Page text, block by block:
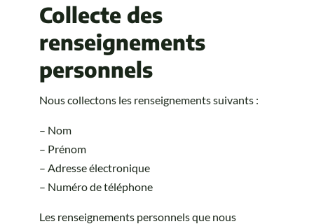
Collecte des
renseignements
personnels
Nous collectons les renseignements suivants :
– Nom
– Prénom
– Adresse électronique
– Numéro de téléphone
Les renseignements personnels que nous